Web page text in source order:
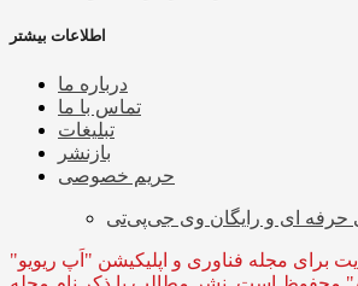
اطلاعات بیشتر
درباره ما
تماس با ما
تبلیغات
بازنشر
حریم خصوصی
ای و رایگان وی جی‌پی‌تی
برای مجله فناوری و اپلیکیشن "اَپ ریویو"